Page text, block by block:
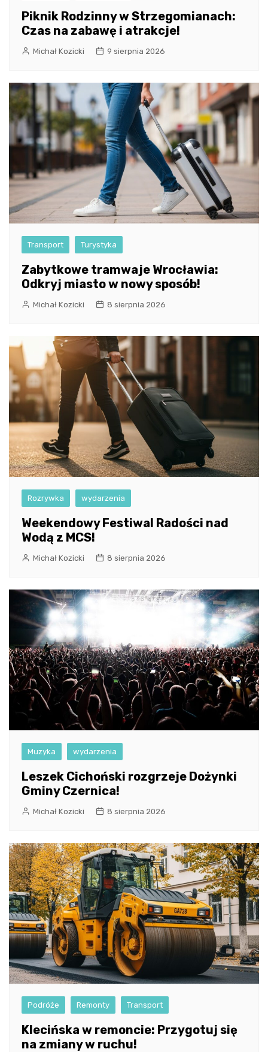
Piknik Rodzinny w Strzegomianach:
Czas na zabawę i atrakcje!
Michał Kozicki 9 sierpnia 2026
Transport Turystyka
Zabytkowe tramwaje Wrocławia:
Odkryj miasto w nowy sposób!
Michał Kozicki 8 sierpnia 2026
Rozrywka wydarzenia
Weekendowy Festiwal Radości nad
Wodą z MCS!
Michał Kozicki 8 sierpnia 2026
Muzyka wydarzenia
Leszek Cichoński rozgrzeje Dożynki
Gminy Czernica!
Michał Kozicki 8 sierpnia 2026
Podróże Remonty Transport
Klecińska w remoncie: Przygotuj się
na zmiany w ruchu!